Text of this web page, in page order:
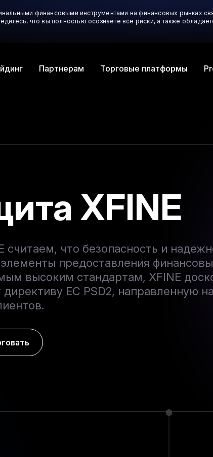
финансовыми инструментами на финансовых рынках
что вы полностью осознаёте все риски, а также
Партнерам Торговые платформы
XFINE
считаем, что безопасность и
предоставления
высоким стандартам, XFINE
директиву ЕС PSD2, направленную